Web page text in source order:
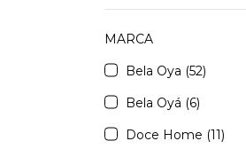
MARCA
Bela Oya (52)
Bela Oyá (6)
Doce Home (11)